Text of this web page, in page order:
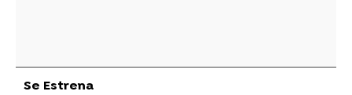
Se Estrena